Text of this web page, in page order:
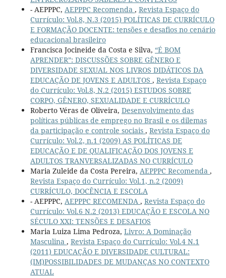
- AEPPPC, AEPPPC Recomenda , Revista Espaço do
Currículo: Vol.8, N.3 (2015) POLÍTICAS DE CURRÍCULO
E FORMAÇÃO DOCENTE: tensões e desafios no cenário
educacional brasileiro
Francisca Jocineide da Costa e Silva, “É BOM
APRENDER”: DISCUSSÕES SOBRE GÊNERO E
DIVERSIDADE SEXUAL NOS LIVROS DIDÁTICOS DA
EDUCAÇÃO DE JOVENS E ADULTOS , Revista Espaço
do Currículo: Vol.8, N.2 (2015) ESTUDOS SOBRE
CORPO, GÊNERO, SEXUALIDADE E CURRÍCULO
Roberto Véras de Oliveira, Desenvolvimento das
políticas públicas de emprego no Brasil e os dilemas
da participação e controle sociais , Revista Espaço do
Currículo: Vol.2, n.1 (2009) AS POLÍTICAS DE
EDUCAÇÃO E DE QUALIFICAÇÃO DOS JOVENS E
ADULTOS TRANVERSALIZADAS NO CURRÍCULO
Maria Zuleide da Costa Pereira, AEPPPC Recomenda ,
Revista Espaço do Currículo: Vol.1, n.2 (2009)
CURRÍCULO, DOCÊNCIA E ESCOLA
- AEPPPC, AEPPPC RECOMENDA , Revista Espaço do
Currículo: Vol.6 N.2 (2013) EDUCAÇÃO E ESCOLA NO
SÉCULO XXI: TENSÕES E DESAFIOS
Maria Luiza Lima Pedroza, Livro: A Dominação
Masculina , Revista Espaço do Currículo: Vol.4 N.1
(2011) EDUCAÇÃO E DIVERSIDADE CULTURAL:
(IM)POSSIBILIDADES DE MUDANÇAS NO CONTEXTO
ATUAL